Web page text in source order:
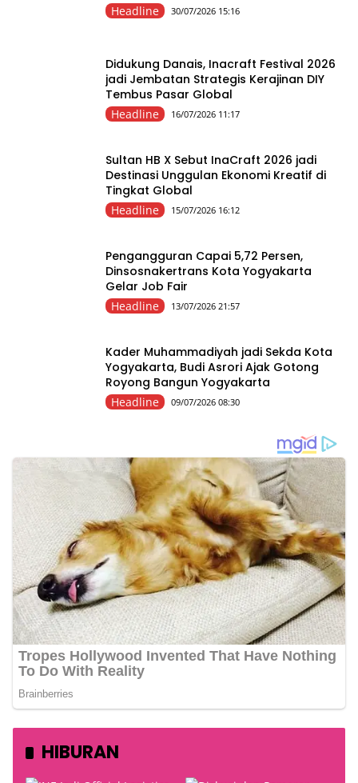
Headline 30/07/2026 15:16
Didukung Danais, Inacraft Festival 2026
jadi Jembatan Strategis Kerajinan DIY
Tembus Pasar Global
Headline 16/07/2026 11:17
Sultan HB X Sebut InaCraft 2026 jadi
Destinasi Unggulan Ekonomi Kreatif di
Tingkat Global
Headline 15/07/2026 16:12
Pengangguran Capai 5,72 Persen,
Dinsosnakertrans Kota Yogyakarta
Gelar Job Fair
Headline 13/07/2026 21:57
Kader Muhammadiyah jadi Sekda Kota
Yogyakarta, Budi Asrori Ajak Gotong
Royong Bangun Yogyakarta
Headline 09/07/2026 08:30
HIBURAN